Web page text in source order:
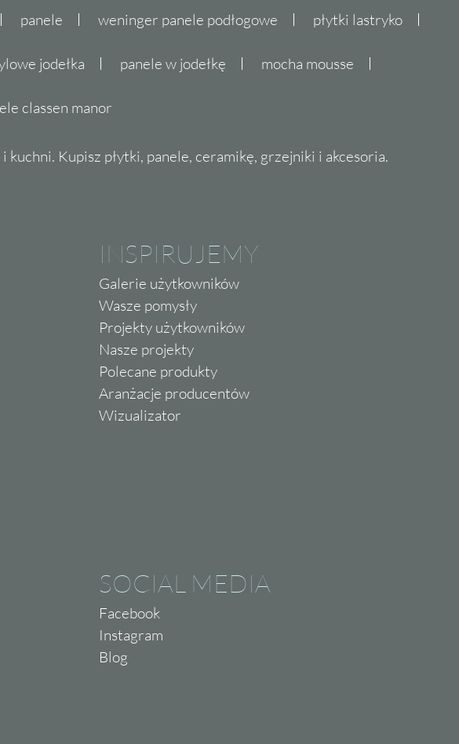
panele weninger panele podłogowe płytki lastryko
jodełka panele w jodełkę mocha mousse
classen manor
Kupisz płytki, panele, ceramikę, grzejniki i akcesoria.
INSPIRUJEMY
Galerie użytkowników
Wasze pomysły
Projekty użytkowników
Nasze projekty
Polecane produkty
Aranżacje producentów
Wizualizator
SOCIAL MEDIA
Facebook
Instagram
Blog